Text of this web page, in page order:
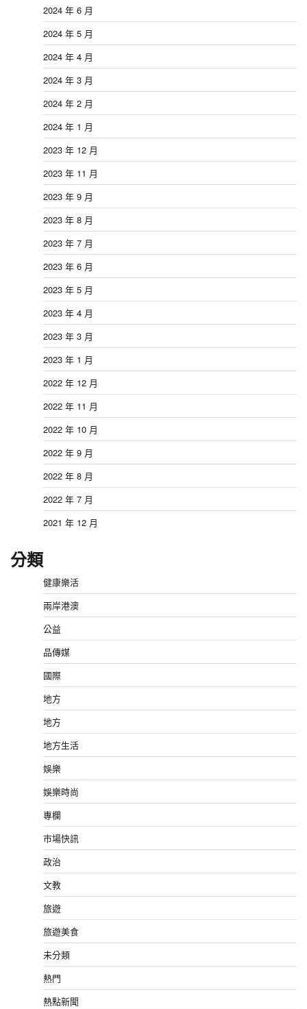
2024 年 6 月
2024 年 5 月
2024 年 4 月
2024 年 3 月
2024 年 2 月
2024 年 1 月
2023 年 12 月
2023 年 11 月
2023 年 9 月
2023 年 8 月
2023 年 7 月
2023 年 6 月
2023 年 5 月
2023 年 4 月
2023 年 3 月
2023 年 1 月
2022 年 12 月
2022 年 11 月
2022 年 10 月
2022 年 9 月
2022 年 8 月
2022 年 7 月
2021 年 12 月
分類
健康樂活
兩岸港澳
公益
品傳媒
國際
地方
地方
地方生活
娛樂
娛樂時尚
專欄
市場快訊
政治
文教
旅遊
旅遊美食
未分類
熱門
熱點新聞